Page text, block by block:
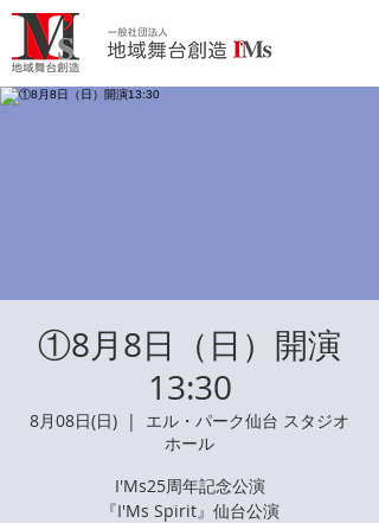
①8月8日（日）開演
13:30
8月08日(日)
  |
エル・パーク仙台 スタジオ
ホール
I'Ms25周年記念公演
『I'Ms Spirit』仙台公演